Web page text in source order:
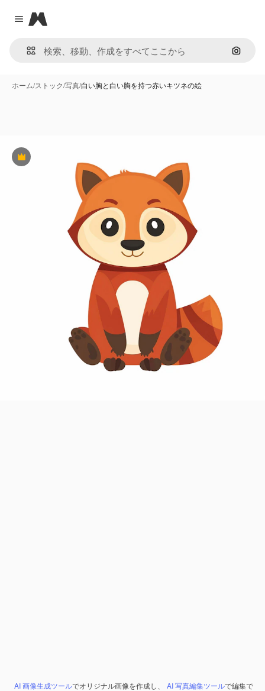
Close menu
Magnific
画像で
ホーム/ストック/写真/白い胸と白い胸を持つ赤いキツネの絵
Premium
AI 画像生成ツールでオリジナル画像を作成し、 AI 写真編集ツールで編集で